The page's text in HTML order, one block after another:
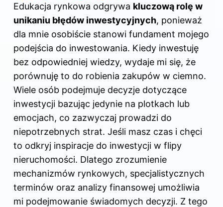
Edukacja rynkowa odgrywa kluczową rolę w
unikaniu błędów inwestycyjnych, ponieważ
dla mnie osobiście stanowi fundament mojego
podejścia do inwestowania. Kiedy inwestuję
bez odpowiedniej wiedzy, wydaje mi się, że
porównuję to do robienia zakupów w ciemno.
Wiele osób podejmuje decyzje dotyczące
inwestycji bazując jedynie na plotkach lub
emocjach, co zazwyczaj prowadzi do
niepotrzebnych strat. Jeśli masz czas i chęci
to odkryj inspiracje do inwestycji w flipy
nieruchomości. Dlatego zrozumienie
mechanizmów rynkowych, specjalistycznych
terminów oraz analizy finansowej umożliwia
mi podejmowanie świadomych decyzji. Z tego